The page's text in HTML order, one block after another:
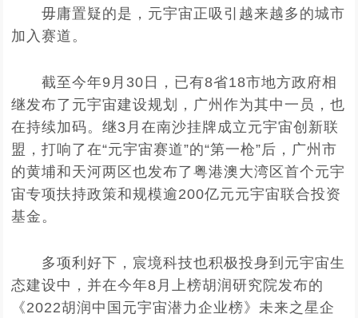
毋庸置疑的是，元宇宙正吸引越来越多的城市
加入赛道。
截至今年9月30日，已有8省18市地方政府相
继发布了元宇宙建设规划，广州作为其中一员，也
在持续加码。继3月在南沙挂牌成立元宇宙创新联
盟，打响了在“元宇宙赛道”的“第一枪”后，广州市
的黄埔和天河两区也发布了粤港澳大湾区首个元宇
宙专项扶持政策和规模逾200亿元元宇宙联合投资
基金。
多项利好下，宸境科技也积极投身到元宇宙生
态建设中，并在今年8月上榜胡润研究院发布的
《2022胡润中国元宇宙潜力企业榜》未来之星企